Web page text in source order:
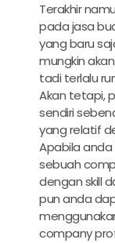
Terakhir
padajasa
yang baru
mungkin
tadi terlalu
Akan tetapi,
sendiri
yang relatif
Apabila
sebuah
dengan skill
pun anda
company